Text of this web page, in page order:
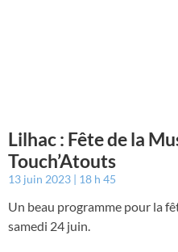
Lilhac : Fête de la
Touch’Atouts
13 juin 2023 18 h 45
Un beau programme pour la
samedi 24 juin.